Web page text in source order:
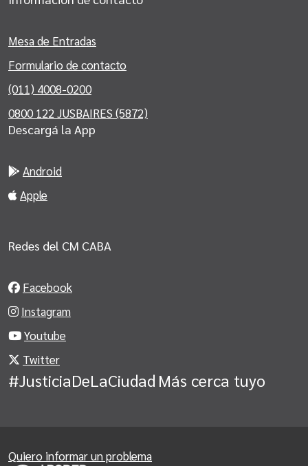
Mesa de Entradas
Formulario de contacto
(011) 4008-0200
0800 122 JUSBAIRES (5872)
Descargá la App
Android
Apple
Redes del CM CABA
Facebook
Instagram
Youtube
Twitter
#JusticiaDeLaCiudad Más cerca tuyo
Quiero informar un problema